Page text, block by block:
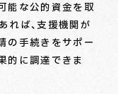
能な公的資金を取
れば、支援機関が
の手続きをサポー
的に調達できま